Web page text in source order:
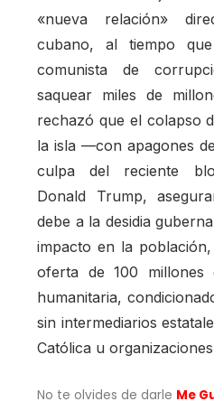
«nueva relación»
cubano, al tiempo
comunista de
saquear miles de
rechazó que el colapso
la isla —con apagones
culpa del reciente
Donald Trump,
debe a la desidia
impacto en la
oferta de 100 millones
humanitaria,
sin intermediarios
Católica u
No te olvides de darle Me